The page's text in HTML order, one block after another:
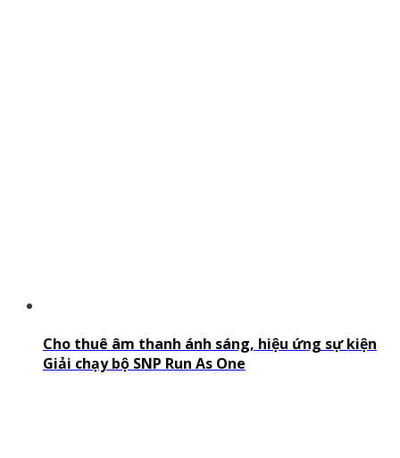
Cho thuê âm thanh ánh sáng, hiệu ứng sự kiện
Giải chạy bộ SNP Run As One